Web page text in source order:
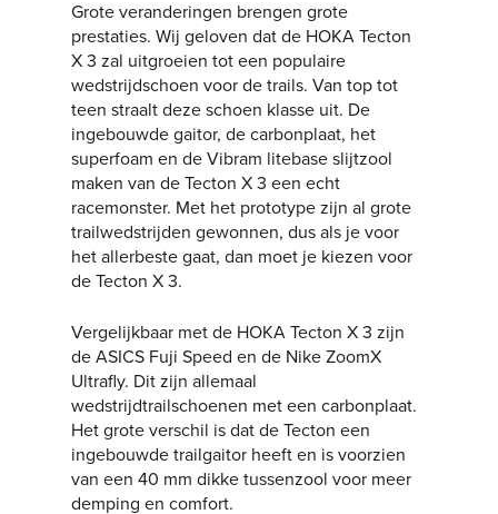
Grote veranderingen brengen grote
prestaties. Wij geloven dat de HOKA Tecton
X 3 zal uitgroeien tot een populaire
wedstrijdschoen voor de trails. Van top tot
teen straalt deze schoen klasse uit. De
ingebouwde gaitor, de carbonplaat, het
superfoam en de Vibram litebase slijtzool
maken van de Tecton X 3 een echt
racemonster. Met het prototype zijn al grote
trailwedstrijden gewonnen, dus als je voor
het allerbeste gaat, dan moet je kiezen voor
de Tecton X 3.
Vergelijkbaar met de HOKA Tecton X 3 zijn
de ASICS Fuji Speed en de Nike ZoomX
Ultrafly. Dit zijn allemaal
wedstrijdtrailschoenen met een carbonplaat.
Het grote verschil is dat de Tecton een
ingebouwde trailgaitor heeft en is voorzien
van een 40 mm dikke tussenzool voor meer
demping en comfort.